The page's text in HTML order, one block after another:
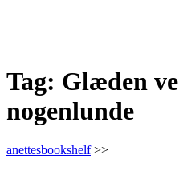
Tag: Glæden
nogenlunde
anettesbookshelf>>